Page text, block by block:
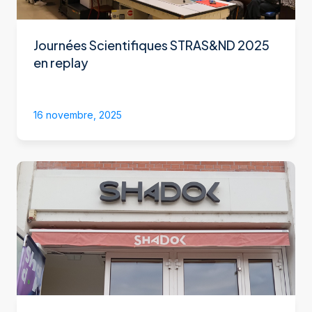
Journées Scientifiques STRAS&ND 2025
en replay
16 novembre, 2025